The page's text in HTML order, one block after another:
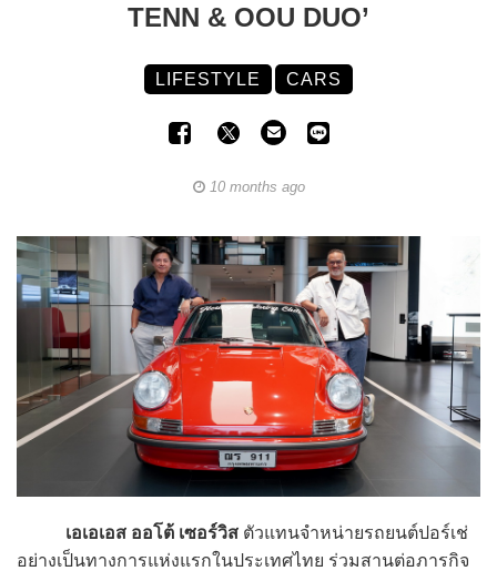
TENN & OOU DUO’
LIFESTYLE CARS
10 months ago
เอเอเอส ออโต้ เซอร์วิส ตัวแทนจำหน่ายรถยนต์ปอร์เช่
อย่างเป็นทางการแห่งแรกในประเทศไทย ร่วมสานต่อภารกิจ